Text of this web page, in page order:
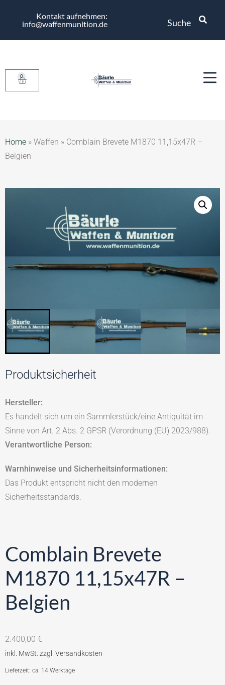
Kontakt aufnehmen:
info@waffenmunition.de
Suche
0
Home » Waffen » Comblain Brevete M1870 11,15x47R –
Belgien
Produktsicherheit
Hersteller:
Es handelt sich um ein Sammlerstück/eine Antiquität im
Sinne von Art. 2 Abs. 2 GPSR (Verordnung (EU) 2023/988).
Verantwortliche Person:
Warnhinweise und Sicherheitsinformationen:
Das Produkt entspricht nicht den modernen
Sicherheitsstandards.
Comblain Brevete
M1870 11,15x47R –
Belgien
2.400,00 €
Lieferzeit: ca. 14 Werktage